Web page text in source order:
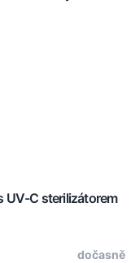
UV-C sterilizátorem
dočasně